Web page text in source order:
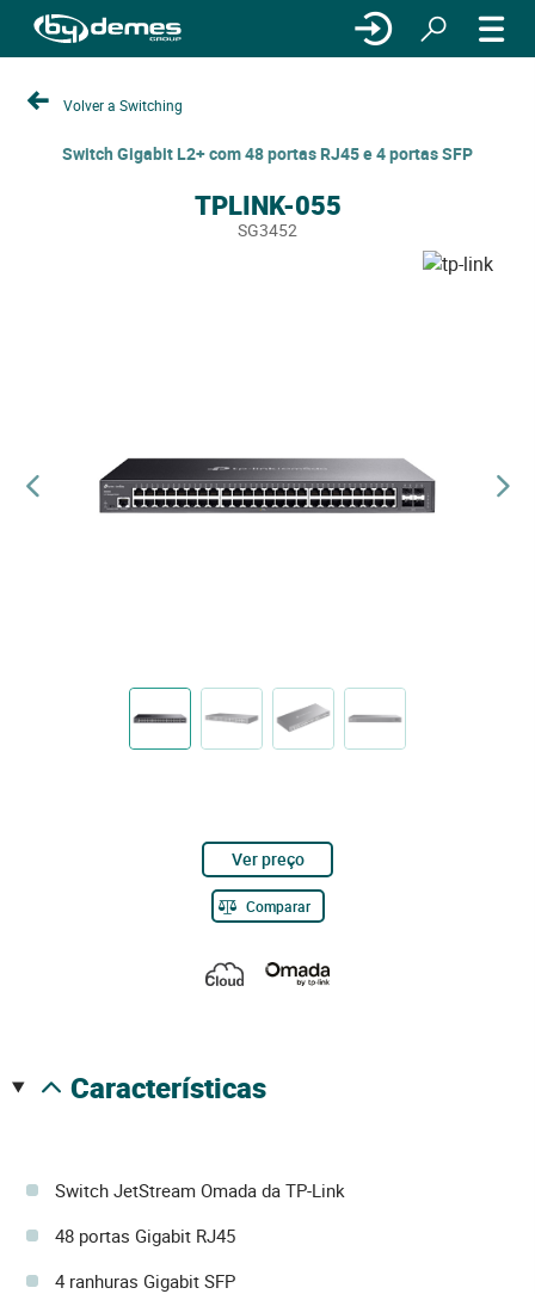
Volver a Switching
Switch Gigabit L2+ com 48 portas RJ45 e 4 portas SFP
TPLINK-055
SG3452
Ver preço
Comparar
características
Switch JetStream Omada da TP-Link
48 portas Gigabit RJ45
4 ranhuras Gigabit SFP